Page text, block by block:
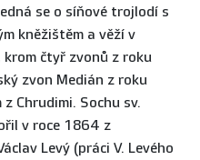
se o síňové trojlodí s
kněžištěm a věží v
krom čtyř zvonů z roku
zvon Medián z roku
Chrudimi. Sochu sv.
v roce 1864 z
Levý (práci V. Levého